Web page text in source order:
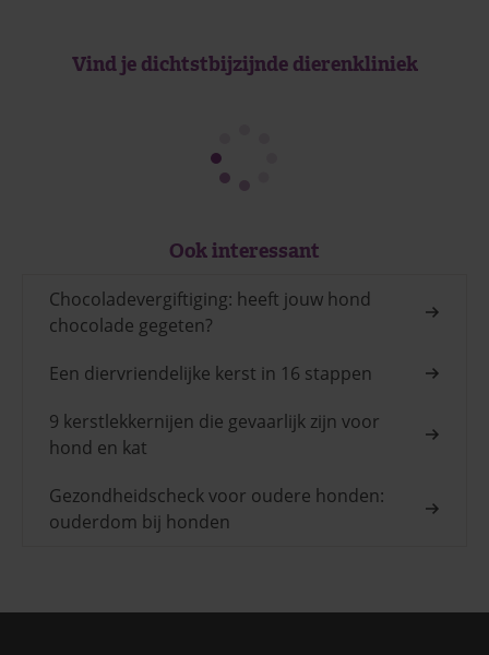
Vind je dichtstbijzijnde dierenkliniek
Ook interessant
Chocoladevergiftiging: heeft jouw hond
chocolade gegeten?
Een diervriendelijke kerst in 16 stappen
9 kerstlekkernijen die gevaarlijk zijn voor
hond en kat
Gezondheidscheck voor oudere honden:
ouderdom bij honden